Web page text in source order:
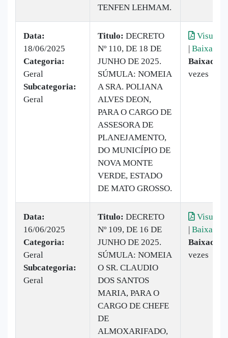
TENFEN LEHMAM.
Data:
18/06/2025
Categoria:
Geral
Subcategoria:
Geral
Titulo: DECRETO
Nº 110, DE 18 DE
JUNHO DE 2025.
SÚMULA: NOMEIA
A SRA. POLIANA
ALVES DEON,
PARA O CARGO DE
ASSESORA DE
PLANEJAMENTO,
DO MUNICÍPIO DE
NOVA MONTE
VERDE, ESTADO
DE MATO GROSSO.
| Baixar
Baixado:
vezes
Data:
16/06/2025
Categoria:
Geral
Subcategoria:
Geral
Titulo: DECRETO
Nº 109, DE 16 DE
JUNHO DE 2025.
SÚMULA: NOMEIA
O SR. CLAUDIO
DOS SANTOS
MARIA, PARA O
CARGO DE CHEFE
DE
ALMOXARIFADO,
| Baixar
Baixado:
vezes